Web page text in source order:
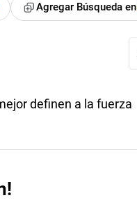
Agregar Búsqueda en
definen a la fuerza